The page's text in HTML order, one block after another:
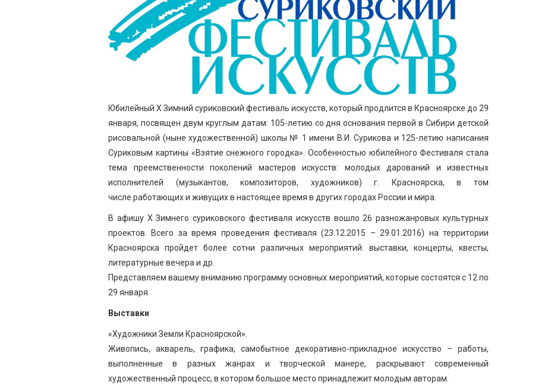
Юбилейный X Зимний суриковский фестиваль искусств, который продлится в Красноярске до 29
января, посвящен двум круглым датам: 105-летию со дня основания первой в Сибири детской
рисовальной (ныне художественной) школы № 1 имени В.И. Сурикова и 125-летию написания
Суриковым картины «Взятие снежного городка». Особенностью юбилейного Фестиваля стала
тема преемственности поколений мастеров искусств: молодых дарований и известных
исполнителей (музыкантов, композиторов, художников) г. Красноярска, в том
числе работающих и живущих в настоящее время в других городах России и мира.
В афишу X Зимнего суриковского фестиваля искусств вошло 26 разножанровых культурных
проектов. Всего за время проведения фестиваля (23.12.2015 – 29.01.2016) на территории
Красноярска пройдет более сотни различных мероприятий: выставки, концерты, квесты,
литературные вечера и др.
Представляем вашему вниманию программу основных мероприятий, которые состоятся с 12 по
29 января.
Выставки
«Художники Земли Красноярской».
Живопись, акварель, графика, самобытное декоративно-прикладное искусство – работы,
выполненные в разных жанрах и творческой манере, раскрывают современный
художественный процесс, в котором большое место принадлежит молодым авторам.